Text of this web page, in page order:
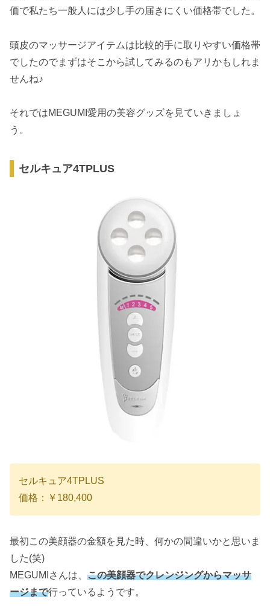
価で私たち一般人には少し手の届きにくい価格帯でした。
頭皮のマッサージアイテムは比較的手に取りやすい価格帯
でしたのでまずはそこから試してみるのもアリかもしれま
せんね♪
それではMEGUMI愛用の美容グッズを見ていきましょ
う。
セルキュア4TPLUS
セルキュア4TPLUS
価格：￥180,400
最初この美顔器の金額を見た時、何かの間違いかと思いま
した(笑)
MEGUMIさんは、 この美顔器でクレンジングからマッサ
ージまで行っているようです。